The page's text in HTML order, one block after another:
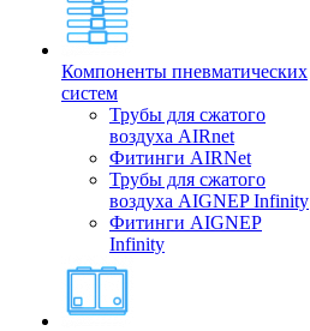
Компоненты пневматических
систем
Трубы для сжатого
воздуха AIRnet
Фитинги AIRNet
Трубы для сжатого
воздуха AIGNEP Infinity
Фитинги AIGNEP
Infinity